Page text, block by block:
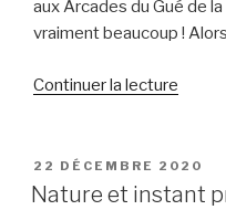
aux Arcades du Gué de la
vraiment beaucoup !
Continuer la lecture
vous
déjà
PUBLIÉ
LE
22 DÉCEMBRE 2020
Nature et instant